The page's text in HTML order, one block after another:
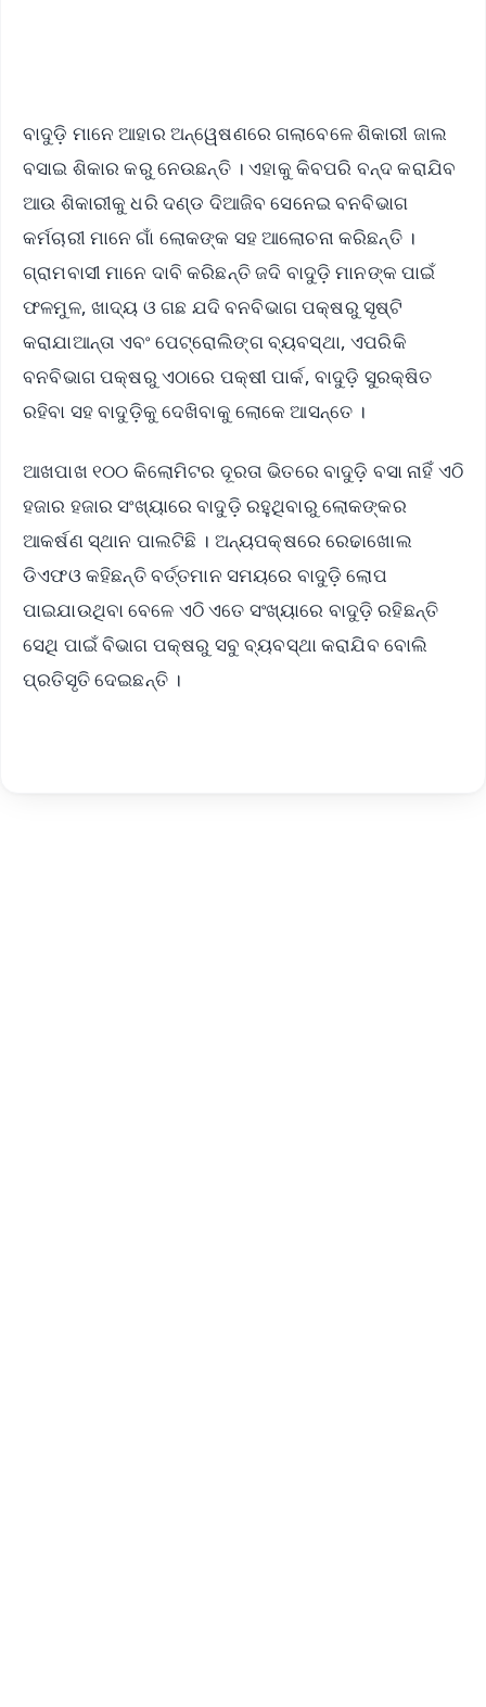
ବାଦୁଡ଼ି ମାନେ ଆହାର ଅନ୍ୱେଷଣରେ ଗଲାବେଳେ ଶିକାରୀ ଜାଲ
ବସାଇ ଶିକାର କରୁ ନେଉଛନ୍ତି । ଏହାକୁ କିବପରି ବନ୍ଦ କରାଯିବ
ଆଉ ଶିକାରୀକୁ ଧରି ଦଣ୍ଡ ଦିଆଜିବ ସେନେଇ ବନବିଭାଗ
କର୍ମଚାରୀ ମାନେ ଗାଁ ଲୋକଙ୍କ ସହ ଆଲୋଚନା କରିଛନ୍ତି ।
ଗ୍ରାମବାସୀ ମାନେ ଦାବି କରିଛନ୍ତି ଜଦି ବାଦୁଡ଼ି ମାନଙ୍କ ପାଇଁ
ଫଳମୁଳ, ଖାଦ୍ୟ ଓ ଗଛ ଯଦି ବନବିଭାଗ ପକ୍ଷରୁ ସୃଷ୍ଟି
କରାଯାଆନ୍ତା ଏବଂ ପେଟ୍ରୋଲିଙ୍ଗ ବ୍ୟବସ୍ଥା, ଏପରିକି
ବନବିଭାଗ ପକ୍ଷରୁ ଏଠାରେ ପକ୍ଷୀ ପାର୍କ, ବାଦୁଡ଼ି ସୁରକ୍ଷିତ
ରହିବା ସହ ବାଦୁଡ଼ିକୁ ଦେଖିବାକୁ ଲୋକେ ଆସନ୍ତେ ।
ଆଖପାଖ ୧୦୦ କିଲୋମିଟର ଦୂରତା ଭିତରେ ବାଦୁଡ଼ି ବସା ନାହିଁ ଏଠି
ହଜାର ହଜାର ସଂଖ୍ୟାରେ ବାଦୁଡ଼ି ରହୁଥିବାରୁ ଲୋକଙ୍କର
ଆକର୍ଷଣ ସ୍ଥାନ ପାଲଟିଛି । ଅନ୍ୟପକ୍ଷରେ ରେଢାଖୋଲ
ଡିଏଫଓ କହିଛନ୍ତି ବର୍ତ୍ତମାନ ସମୟରେ ବାଦୁଡ଼ି ଲୋପ
ପାଇଯାଉଥିବା ବେଳେ ଏଠି ଏତେ ସଂଖ୍ୟାରେ ବାଦୁଡ଼ି ରହିଛନ୍ତି
ସେଥି ପାଇଁ ବିଭାଗ ପକ୍ଷରୁ ସବୁ ବ୍ୟବସ୍ଥା କରାଯିବ ବୋଲି
ପ୍ରତିସୃତି ଦେଇଛନ୍ତି ।